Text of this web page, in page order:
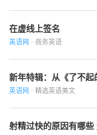
在虚线上签名
英语网 · 商务英语
新年特辑：从《了不
英语网 · 精选英语美文
射精过快的原因有哪些